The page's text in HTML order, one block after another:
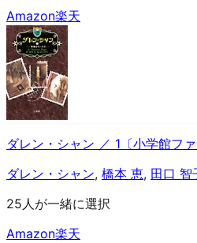
Amazon楽天
ダレン・シャン ／ 1〔小学館ファ
ダレン・シャン, 橋本 恵, 田口 智
25人が一緒に選択
Amazon楽天